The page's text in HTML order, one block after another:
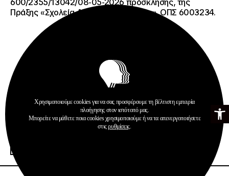
Ανοίξτε
600/2355/13042/08-05-2026 πρόσκλησης, της
Πράξης «Σχολεία Δεύτερης Ευκαιρίας», ΟΠΣ 6003234.
Ανακοινώσεις
Χρησιμοποιούμε cookies για να σας προσφέρουμε τη βέλτιστη εμπειρία
πλοήγησης στον ιστότοπό μας.
Μπορείτε να μάθετε ποια cookies χρησιμοποιούμε ή να τα απενεργοποιήσετε
στιςρυθμίσεις.